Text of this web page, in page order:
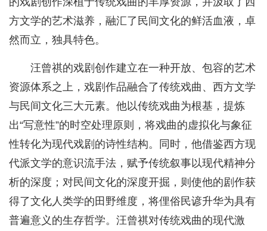
方文学的艺术滋养，融汇了民间文化的鲜活血液，卓
然而立，独具特色。
汪曾祺的戏剧创作建立在一种开放、包容的艺术
资源体系之上，戏剧作品融合了传统戏曲、西方文学
与民间文化三大元素。他以传统戏曲为根基，提炼
出“写意性”的时空处理原则，将戏曲的虚拟化与象征
性转化为现代戏剧的诗性结构。同时，他借鉴西方现
代派文学的意识流手法，赋予传统叙事以现代精神分
析的深度；对民间文化的深度开掘，则使他的剧作获
得了文化人类学的田野维度，将俚俗民谚升华为具有
普遍意义的生存哲学。汪曾祺对传统戏曲的现代激